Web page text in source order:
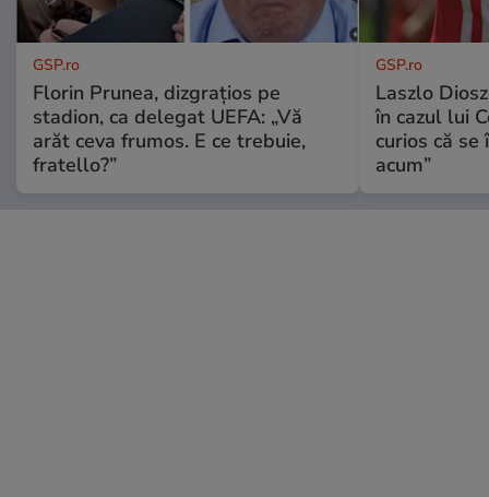
GSP.ro
Florin Prunea, dizgrațios pe
stadion, ca delegat UEFA: „Vă
arăt ceva frumos. E ce trebuie,
fratello?”
GSP.ro
Laszlo
în cazul lui
curios că
acum”